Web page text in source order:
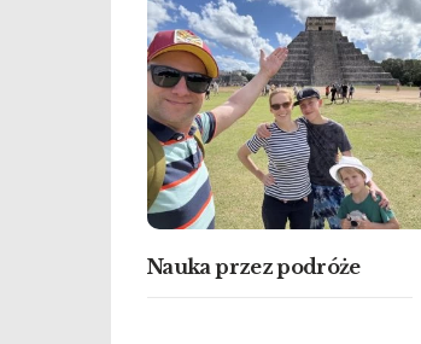
Nauka przez podróże